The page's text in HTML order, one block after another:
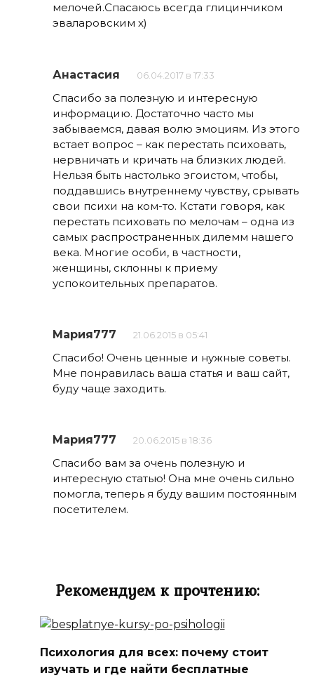
мелочей.Спасаюсь всегда глицинчиком
эваларовским х)
Анастасия 06.04.2017 в 17:33
Спасибо за полезную и интересную
информацию. Достаточно часто мы
забываемся, давая волю эмоциям. Из этого
встает вопрос – как перестать психовать,
нервничать и кричать на близких людей.
Нельзя быть настолько эгоистом, чтобы,
поддавшись внутреннему чувству, срывать
свои психи на ком-то. Кстати говоря, как
перестать психовать по мелочам – одна из
самых распространенных дилемм нашего
века. Многие особи, в частности,
женщины, склонны к приему
успокоительных препаратов.
Мария777 21.06.2015 в 05:41
Спасибо! Очень ценные и нужные советы.
Мне понравилась ваша статья и ваш сайт,
буду чаще заходить.
Мария777 20.06.2015 в 18:36
Спасибо вам за очень полезную и
интересную статью! Она мне очень сильно
помогла, теперь я буду вашим постоянным
посетителем.
Рекомендуем к прочтению:
Психология для всех: почему стоит
изучать и где найти бесплатные